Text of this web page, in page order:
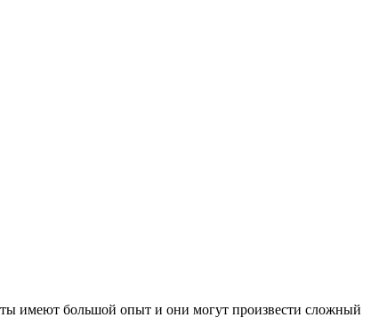
имеют большой опыт и они могут произвести сложный